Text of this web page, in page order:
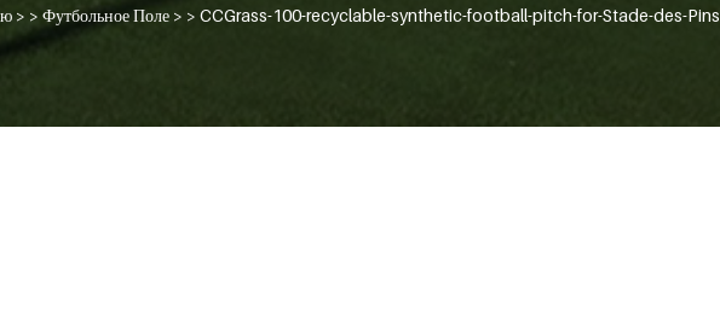
> > Футбольное Поле > > CCGrass-100-recyclable-synthetic-football-pitch-for-Stade-des-Pins